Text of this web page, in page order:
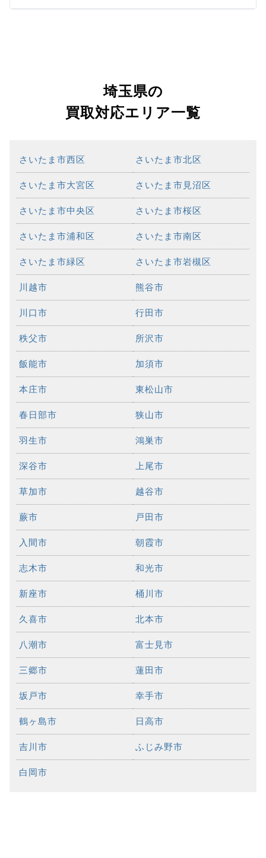
埼玉県の
買取対応エリア一覧
さいたま市西区 さいたま市北区
さいたま市大宮区 さいたま市見沼区
さいたま市中央区 さいたま市桜区
さいたま市浦和区 さいたま市南区
さいたま市緑区 さいたま市岩槻区
川越市 熊谷市
川口市 行田市
秩父市 所沢市
飯能市 加須市
本庄市 東松山市
春日部市 狭山市
羽生市 鴻巣市
深谷市 上尾市
草加市 越谷市
蕨市 戸田市
入間市 朝霞市
志木市 和光市
新座市 桶川市
久喜市 北本市
八潮市 富士見市
三郷市 蓮田市
坂戸市 幸手市
鶴ヶ島市 日高市
吉川市 ふじみ野市
白岡市